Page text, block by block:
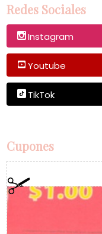
Redes Sociales
Instagram
Youtube
TikTok
Cupones